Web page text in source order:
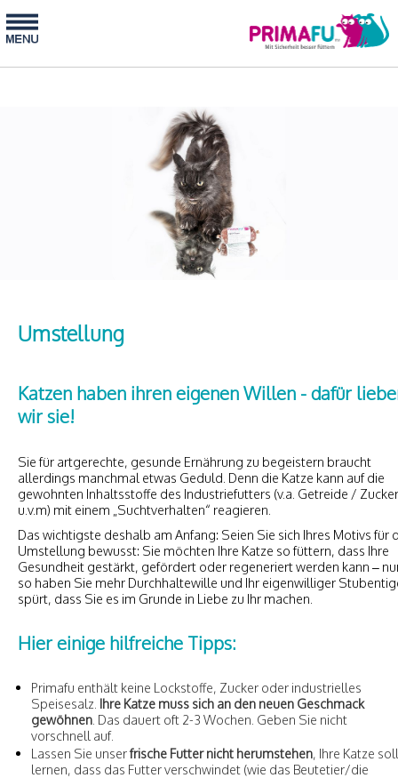
Umstellung
Katzen haben ihren eigenen Willen - dafür
wir sie!
Sie für artgerechte, gesunde Ernährung zu begeistern braucht
allerdings manchmal etwas Geduld. Denn die Katze kann auf die
gewohnten Inhaltsstoffe des Industriefutters (v.a. Getreide / Zucker
u.v.m) mit einem „Suchtverhalten“ reagieren.
Das wichtigste deshalb am Anfang: Seien Sie sich Ihres Motivs für
Umstellung bewusst: Sie möchten Ihre Katze so füttern, dass Ihre
Gesundheit gestärkt, gefördert oder regeneriert werden kann –
so haben Sie mehr Durchhaltewille und Ihr eigenwilliger
spürt, dass Sie es im Grunde in Liebe zu Ihr machen.
Hier einige hilfreiche Tipps:
Primafu enthält keine Lockstoffe, Zucker oder industrielles
Speisesalz. Ihre Katze muss sich an den neuen Geschmack
gewöhnen . Das dauert oft 2-3 Wochen. Geben Sie nicht
vorschnell auf.
Lassen Sie unserfrische Futter nicht herumstehen, Ihre Katze soll
lernen, dass das Futter verschwindet (wie das Beutetier/die